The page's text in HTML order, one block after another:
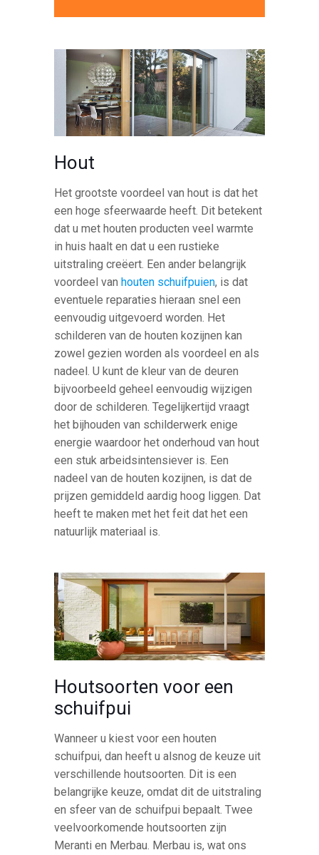
Hout
Het grootste voordeel van hout is dat het
een hoge sfeerwaarde heeft. Dit betekent
dat u met houten producten veel warmte
in huis haalt en dat u een rustieke
uitstraling creëert. Een ander belangrijk
voordeel van houten schuifpuien, is dat
eventuele reparaties hieraan snel een
eenvoudig uitgevoerd worden. Het
schilderen van de houten kozijnen kan
zowel gezien worden als voordeel en als
nadeel. U kunt de kleur van de deuren
bijvoorbeeld geheel eenvoudig wijzigen
door de schilderen. Tegelijkertijd vraagt
het bijhouden van schilderwerk enige
energie waardoor het onderhoud van hout
een stuk arbeidsintensiever is. Een
nadeel van de houten kozijnen, is dat de
prijzen gemiddeld aardig hoog liggen. Dat
heeft te maken met het feit dat het een
natuurlijk materiaal is.
Houtsoorten voor een
schuifpui
Wanneer u kiest voor een houten
schuifpui, dan heeft u alsnog de keuze uit
verschillende houtsoorten. Dit is een
belangrijke keuze, omdat dit de uitstraling
en sfeer van de schuifpui bepaalt. Twee
veelvoorkomende houtsoorten zijn
Meranti en Merbau. Merbau is, wat ons